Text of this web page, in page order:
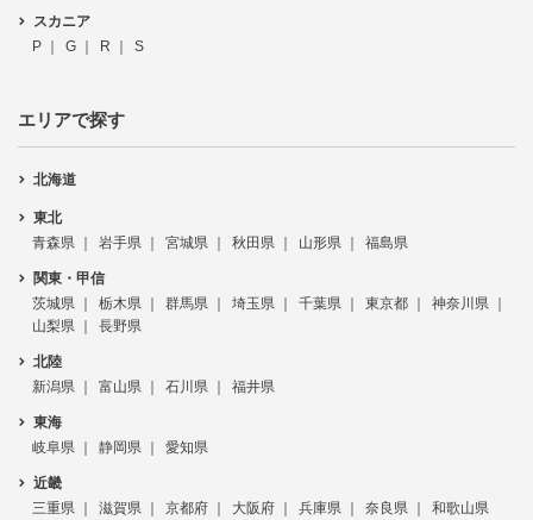
スカニア
P
G R S
エリアで探す
北海道
東北
青森県
岩手県 宮城県 秋田県 山形県 福島県
関東・甲信
茨城県
栃木県 群馬県 埼玉県 千葉県 東京都
神奈川県
山梨県
長野県
北陸
新潟県
富山県 石川県 福井県
東海
岐阜県
静岡県 愛知県
近畿
三重県
滋賀県 京都府 大阪府 兵庫県 奈良県 和歌山県